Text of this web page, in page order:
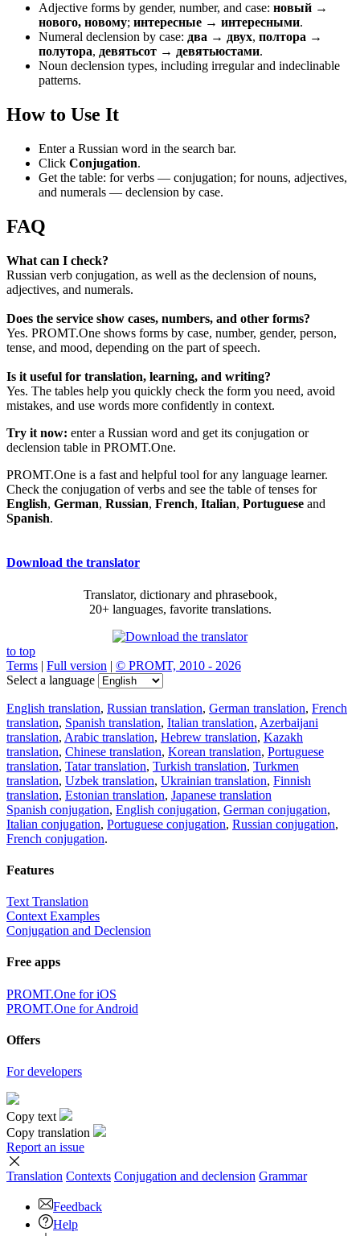
Adjective forms by gender, number, and case: новый →
нового, новому; интересные → интересными.
Numeral declension by case: два → двух, полтора →
полутора, девятьсот → девятьюстами.
Noun declension types, including irregular and indeclinable
patterns.
How to Use It
Enter a Russian word in the search bar.
Click Conjugation.
Get the table: for verbs — conjugation; for nouns, adjectives,
and numerals — declension by case.
FAQ
What can I check?
Russian verb conjugation, as well as the declension of nouns,
adjectives, and numerals.
Does the service show cases, numbers, and other forms?
Yes. PROMT.One shows forms by case, number, gender, person,
tense, and mood, depending on the part of speech.
Is it useful for translation, learning, and writing?
Yes. The tables help you quickly check the form you need, avoid
mistakes, and use words more confidently in context.
Try it now: enter a Russian word and get its conjugation or
declension table in PROMT.One.
PROMT.One is a fast and helpful tool for any language learner.
Check the conjugation of verbs and see the table of tenses for
English, German, Russian, French, Italian, Portuguese and
Spanish.
Download the translator
Translator, dictionary and phrasebook,
20+ languages, favorite translations.
to top
Terms | Full version | © PROMT, 2010 - 2026
Select a language
English translation, Russian translation, German translation, French
translation, Spanish translation, Italian translation, Azerbaijani
translation, Arabic translation, Hebrew translation, Kazakh
translation, Chinese translation, Korean translation, Portuguese
translation, Tatar translation, Turkish translation, Turkmen
translation, Uzbek translation, Ukrainian translation, Finnish
translation, Estonian translation, Japanese translation
Spanish conjugation, English conjugation, German conjugation,
Italian conjugation, Portuguese conjugation, Russian conjugation,
French conjugation.
Features
Text Translation
Context Examples
Conjugation and Declension
Free apps
PROMT.One for iOS
PROMT.One for Android
Offers
For developers
Copy text
Copy translation
Report an issue
Translation Contexts Conjugation and declension Grammar
Feedback
Help